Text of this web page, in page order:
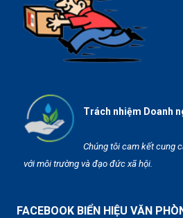
Trách nhiệm Doanh
Chúng tôi cam kết cung
với môi trường và đạo đức xã hội.
FACEBOOK BIỂN HIỆU VĂN